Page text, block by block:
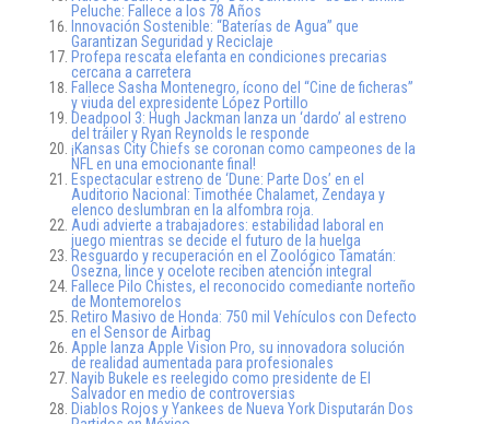
Peluche: Fallece a los 78 Años
Innovación Sostenible: “Baterías de Agua” que
Garantizan Seguridad y Reciclaje
Profepa rescata elefanta en condiciones precarias
cercana a carretera
Fallece Sasha Montenegro, ícono del “Cine de ficheras”
y viuda del expresidente López Portillo
Deadpool 3: Hugh Jackman lanza un ‘dardo’ al estreno
del tráiler y Ryan Reynolds le responde
¡Kansas City Chiefs se coronan como campeones de la
NFL en una emocionante final!
Espectacular estreno de ‘Dune: Parte Dos’ en el
Auditorio Nacional: Timothée Chalamet, Zendaya y
elenco deslumbran en la alfombra roja.
Audi advierte a trabajadores: estabilidad laboral en
juego mientras se decide el futuro de la huelga
Resguardo y recuperación en el Zoológico Tamatán:
Osezna, lince y ocelote reciben atención integral
Fallece Pilo Chistes, el reconocido comediante norteño
de Montemorelos
Retiro Masivo de Honda: 750 mil Vehículos con Defecto
en el Sensor de Airbag
Apple lanza Apple Vision Pro, su innovadora solución
de realidad aumentada para profesionales
Nayib Bukele es reelegido como presidente de El
Salvador en medio de controversias
Diablos Rojos y Yankees de Nueva York Disputarán Dos